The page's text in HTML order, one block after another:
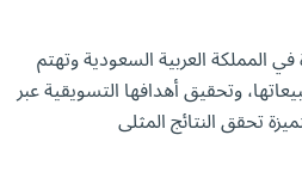
المملكة العربية السعودية وتهتم
وتحقيق أهدافها التسويقية عبر
تحقق النتائج المثلى